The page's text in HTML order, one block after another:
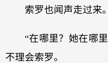
索罗也闻声走过来
“在哪里？她在哪
不理会索罗。